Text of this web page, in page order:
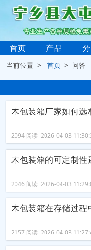
首页 产品
当前位置 >首页 > 问答
木包装箱厂家如何选
2094 阅读 2026-04-03
木包装箱的可定制
2046 阅读 2026-04-03
木包装箱在存储过程
2157 阅读 2026-04-03